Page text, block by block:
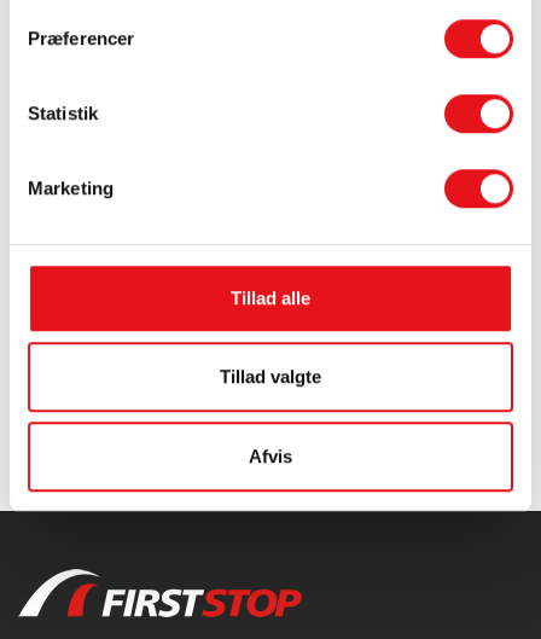
Præferencer
Statistik
Marketing
Tillad alle
Tillad valgte
Afvis
Kom forbi og få personlig rådgivning — det kan
sikkerhedsmæssigt.
Tilbage til toppen